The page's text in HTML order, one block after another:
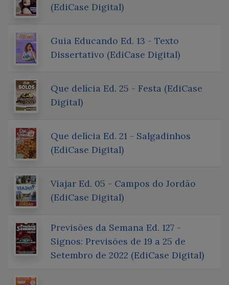
(EdiCase Digital)
Guia Educando Ed. 13 - Texto
Dissertativo (EdiCase Digital)
Que delícia Ed. 25 - Festa (EdiCase
Digital)
Que delícia Ed. 21 - Salgadinhos
(EdiCase Digital)
Viajar Ed. 05 - Campos do Jordão
(EdiCase Digital)
Previsões da Semana Ed. 127 -
Signos: Previsões de 19 a 25 de
Setembro de 2022 (EdiCase Digital)